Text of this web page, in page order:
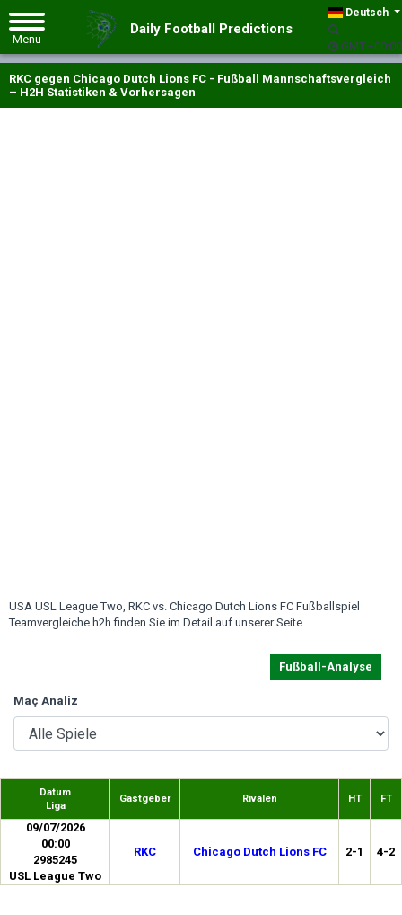
Deutsch
GMT +00:00
Daily Football Predictions
RKC gegen Chicago Dutch Lions FC - Fußball Mannschaftsvergleich
– H2H Statistiken & Vorhersagen
USA USL League Two, RKC vs. Chicago Dutch Lions FC Fußballspiel
Teamvergleiche h2h finden Sie im Detail auf unserer Seite.
Fußball-Analyse
Maç Analiz
Datum
Liga
Gastgeber Rivalen HT FT
09/07/2026
00:00
2985245
USL League Two
RKC Chicago Dutch Lions FC 2-1 4-2